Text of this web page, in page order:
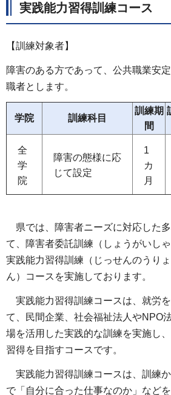
実践能力習得訓練コース
【訓練対象者】
障害のある方であって、公共職業安
職者とします。
学院 訓練科目
訓練期
間
全
学
院
障害の態様に応
じて設定
1
カ
月
県では 、障害者ニーズに対応した
て、障害者委託訓練（しょうがいし
実践能力習得訓練（じっせんのうり
ん）コースを実施しております。
実践能力習得訓練コースは、就労
て、民間企業、社会福祉法人やNPO
場を活用した実践的な訓練を実施し
習得を目指すコースです。
実践能力習得訓練コースは、訓練
で「自分に合った仕事なのか」など